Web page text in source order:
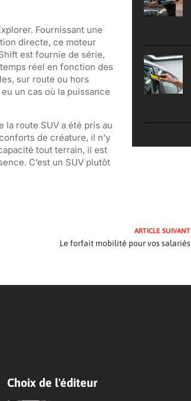
Fournissant une
directe, ce moteur
est fournie de série,
réel en fonction des
sur route ou hors
un cas où la puissance
la route SUV a été pris au
de créature, il n’y
tout terrain, il est
C’est un SUV plutôt
ARTICLE SUIVANT
Le forfait mobilité pour vos salariés
Choix de l'éditeur